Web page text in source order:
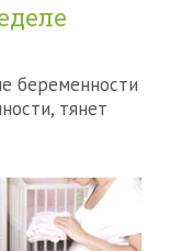
беременности
тянет